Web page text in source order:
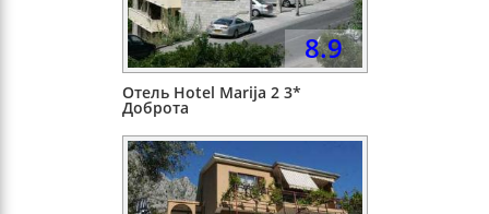
8.9
Отель Hotel Marija 2 3*
Доброта